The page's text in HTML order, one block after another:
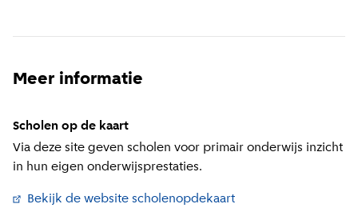
Meer informatie
Scholen op de kaart
Via deze site geven scholen voor primair onderwijs inzicht
in hun eigen onderwijsprestaties.
Bekijk de website scholenopdekaart